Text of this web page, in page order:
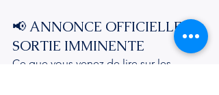
📢 ANNONCE OFFICIELLE :
SORTIE IMMINENTE
Ce que vous venez de lire sur les